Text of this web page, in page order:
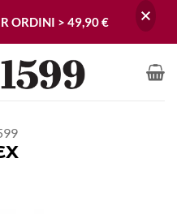
ORDINI > 49,90 €